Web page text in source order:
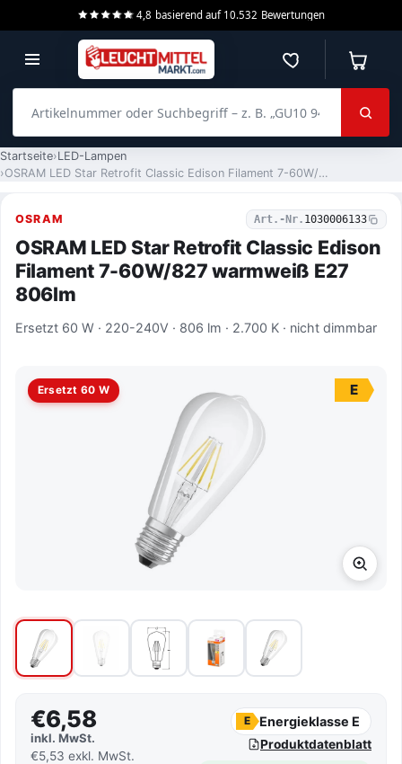
4,8 basierend auf 10.532 Bewertungen
Merkzettel
Startseite LED-Lampen
OSRAM LED Star Retrofit Classic Edison Filament 7-60W/827 warmweiß E27 806lm
OSRAM Art.-Nr. 1030006133
OSRAM LED Star Retrofit Classic Edison
Filament 7-60W/827 warmweiß E27
806lm
Ersetzt 60 W · 220-240V · 806 lm · 2.700 K · nicht dimmbar
Ersetzt 60 W E
€6,58
inkl. MwSt.
€5,53 exkl. MwSt.
E Energieklasse E
Produktdatenblatt